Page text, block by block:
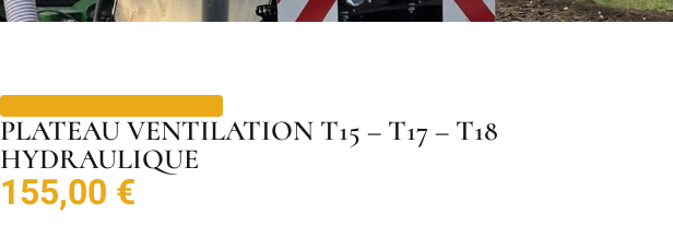
PLATEAU VENTILATION T15 – T17 – T18
HYDRAULIQUE
155,00 €